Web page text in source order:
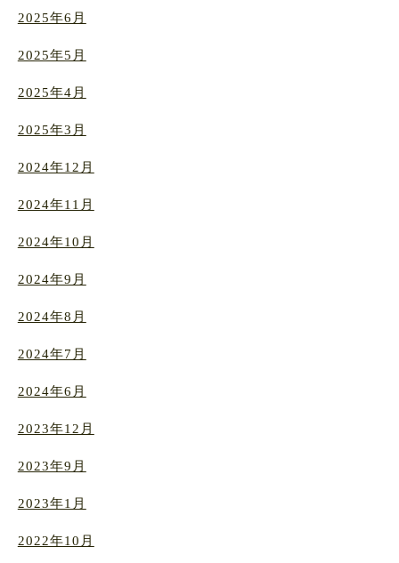
2025年6月
2025年5月
2025年4月
2025年3月
2024年12月
2024年11月
2024年10月
2024年9月
2024年8月
2024年7月
2024年6月
2023年12月
2023年9月
2023年1月
2022年10月